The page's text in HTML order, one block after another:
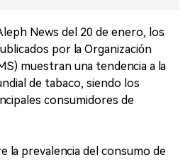
News del 20 de enero, los
por la Organización
muestran una tendencia a la
de tabaco, siendo los
consumidores de
la prevalencia del consumo de